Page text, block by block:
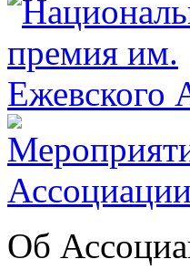
Об